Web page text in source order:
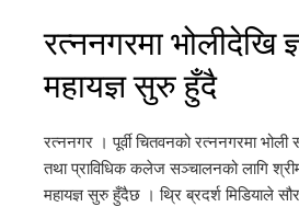
रत्ननगरमा भोलीदेखि
महायज्ञ सुरु हुँदै
रत्ननगर । पूर्वी चितवनको रत्ननगरमा भोली
तथा प्राविधिक कलेज सञ्चालनको लागि
महायज्ञ सुरु हुँदैछ । थ्रि ब्रदर्श मिडियाले